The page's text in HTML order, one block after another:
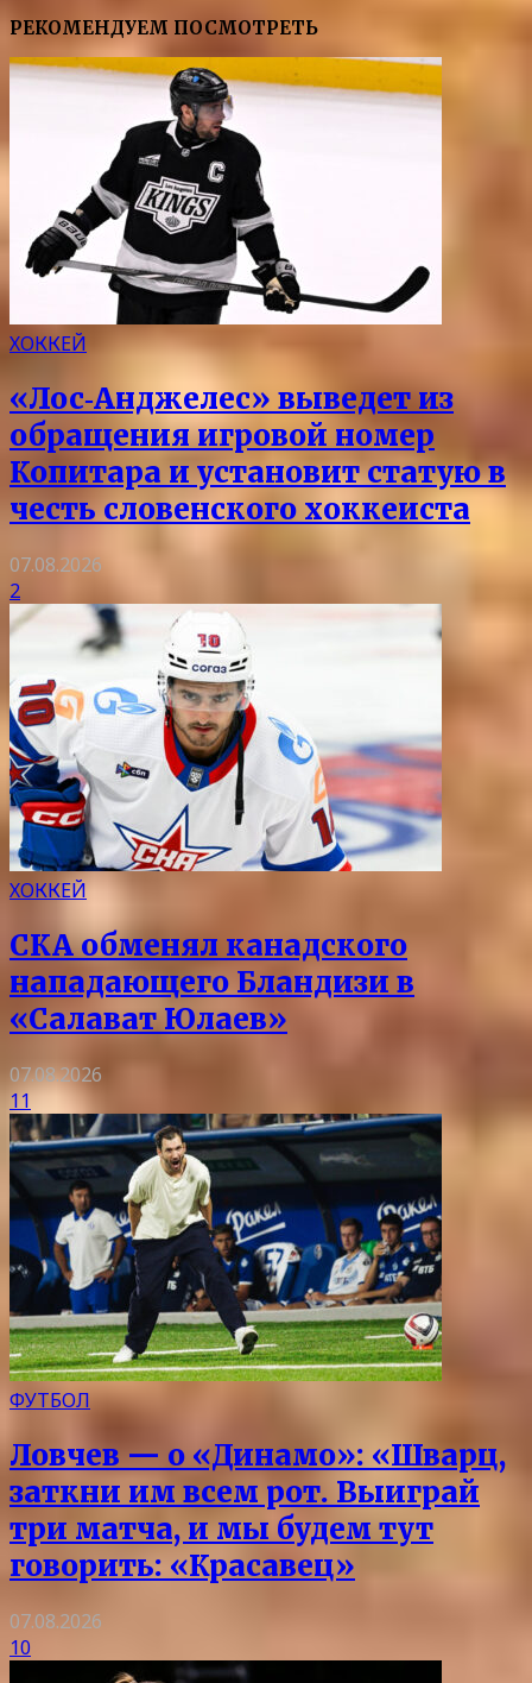
РЕКОМЕНДУЕМ ПОСМОТРЕТЬ
ХОККЕЙ
«Лос‑Анджелес» выведет из
обращения игровой номер
Копитара и установит статую в
честь словенского хоккеиста
07.08.2026
2
ХОККЕЙ
СКА обменял канадского
нападающего Бландизи в
«Салават Юлаев»
07.08.2026
11
ФУТБОЛ
Ловчев — о «Динамо»: «Шварц,
заткни им всем рот. Выиграй
три матча, и мы будем тут
говорить: «Красавец»
07.08.2026
10